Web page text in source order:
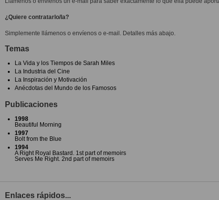
¿Quiere contratarlo/la?
Simplemente llámenos o envíenos o e-mail. Detalles más abajo.
Temas
La Vida y los Tiempos de Sarah Miles
La Industria del Cine
La Inspiración y Motivación
Anécdotas del Mundo de los Famosos
Publicaciones
1998
Beautiful Morning
1997
Bolt from the Blue
1994
A Right Royal Bastard. 1st part of memoirs
Serves Me Right. 2nd part of memoirs
Enlaces rápidos...